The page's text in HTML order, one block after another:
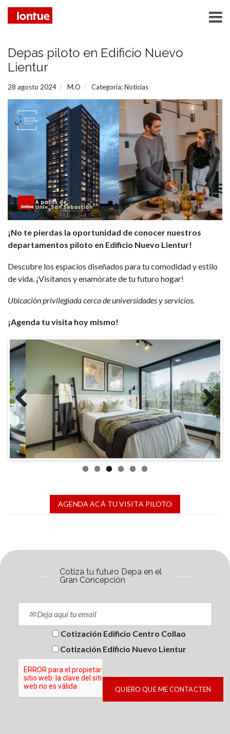
Depas piloto en Edificio Nuevo
Lientur
28 agosto 2024 M.O Categoría:Noticias
¡No te pierdas la oportunidad de conocer nuestros
departamentos piloto en Edificio Nuevo Lientur!
Descubre los espacios diseñados para tu comodidad y estilo
de vida. ¡Visítanos y enamórate de tu futuro hogar!
Ubicación privilegiada cerca de universidades y servicios.
¡Agenda tu visita hoy mismo!
Previ
ous
Next
AGENDA ACÁ TU VISITA PILOTO
Cotiza tu futuro Depa en el
Gran Concepción
Cotización Edificio Centro Collao
Cotización Edificio Nuevo Lientur